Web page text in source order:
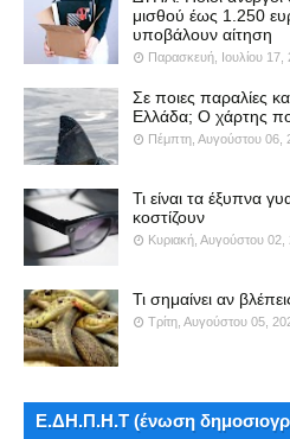
μισθού έως 1.250
υποβάλουν αίτηση
Παρασκευή, Ιουλίου 17,
Σε ποιες παραλίες
Ελλάδα; Ο χάρτης
Πέμπτη, Αυγούστου 06,
Τι είναι τα έξυπνα
κοστίζουν
Κυριακή, Αυγούστου 02,
Τι σημαίνει αν
Τρίτη, Αυγούστου 05,
Ε.ΔΗ.Π.Η.Τ (ένωση